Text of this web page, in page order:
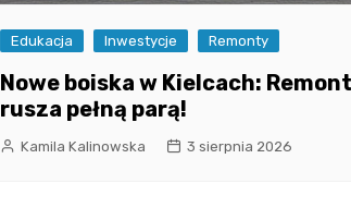
Edukacja Inwestycje Remonty
Nowe boiska w Kielcach: Remont
rusza pełną parą!
Kamila Kalinowska 3 sierpnia 2026